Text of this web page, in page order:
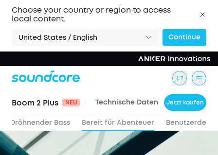
Choose your country or region to access
local content.
United States / English Continue
Boom 2 Plus NEU Technische Daten Jetzt kaufen
Dröhnender Bass Bereit für Abenteuer